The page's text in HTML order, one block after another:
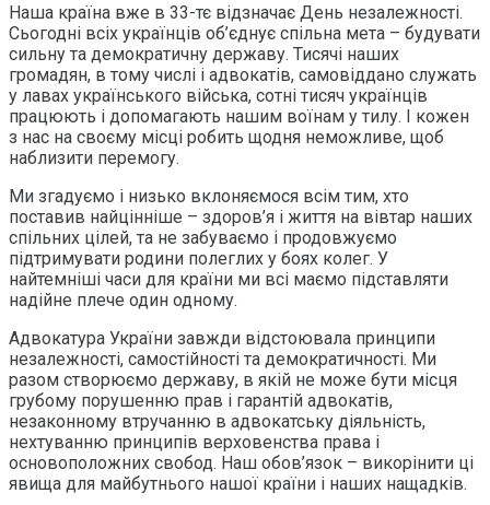
Наша країна вже в 33-тє відзначає День незалежності.
Сьогодні всіх українців об’єднує спільна мета – будувати
сильну та демократичну державу. Тисячі наших
громадян, в тому числі і адвокатів, самовіддано служать
у лавах українського війська, сотні тисяч українців
працюють і допомагають нашим воїнам у тилу. І кожен
з нас на своєму місці робить щодня неможливе, щоб
наблизити перемогу.
Ми згадуємо і низько вклоняємося всім тим, хто
поставив найцінніше – здоров’я і життя на вівтар наших
спільних цілей, та не забуваємо і продовжуємо
підтримувати родини полеглих у боях колег. У
найтемніші часи для країни ми всі маємо підставляти
надійне плече один одному.
Адвокатура України завжди відстоювала принципи
незалежності, самостійності та демократичності. Ми
разом створюємо державу, в якій не може бути місця
грубому порушенню прав і гарантій адвокатів,
незаконному втручанню в адвокатську діяльність,
нехтуванню принципів верховенства права і
основоположних свобод. Наш обов’язок – викорінити ці
явища для майбутнього нашої країни і наших нащадків.